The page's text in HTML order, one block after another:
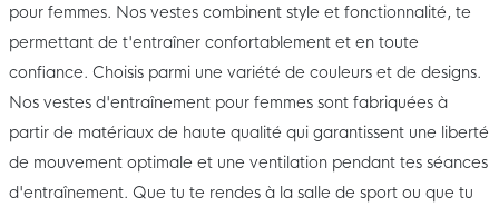
pour femmes. Nos vestes combinent style et fonctionnalité, te
permettant de t'entraîner confortablement et en toute
confiance. Choisis parmi une variété de couleurs et de designs.
Nos vestes d'entraînement pour femmes sont fabriquées à
partir de matériaux de haute qualité qui garantissent une liberté
de mouvement optimale et une ventilation pendant tes séances
d'entraînement. Que tu te rendes à la salle de sport ou que tu